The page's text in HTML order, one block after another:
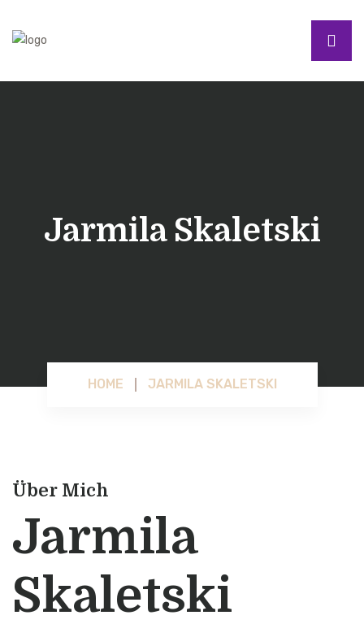
Jarmila Skaletski
HOME JARMILA SKALETSKI
Über Mich
Jarmila
Skaletski